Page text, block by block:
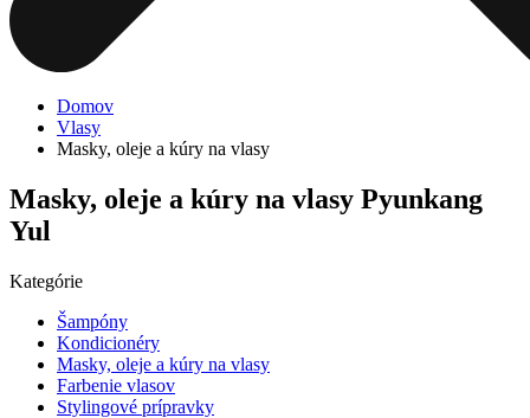
Domov
Vlasy
Masky, oleje a kúry na vlasy
Masky, oleje a kúry na vlasy Pyunkang
Yul
Kategórie
Šampóny
Kondicionéry
Masky, oleje a kúry na vlasy
Farbenie vlasov
Stylingové prípravky